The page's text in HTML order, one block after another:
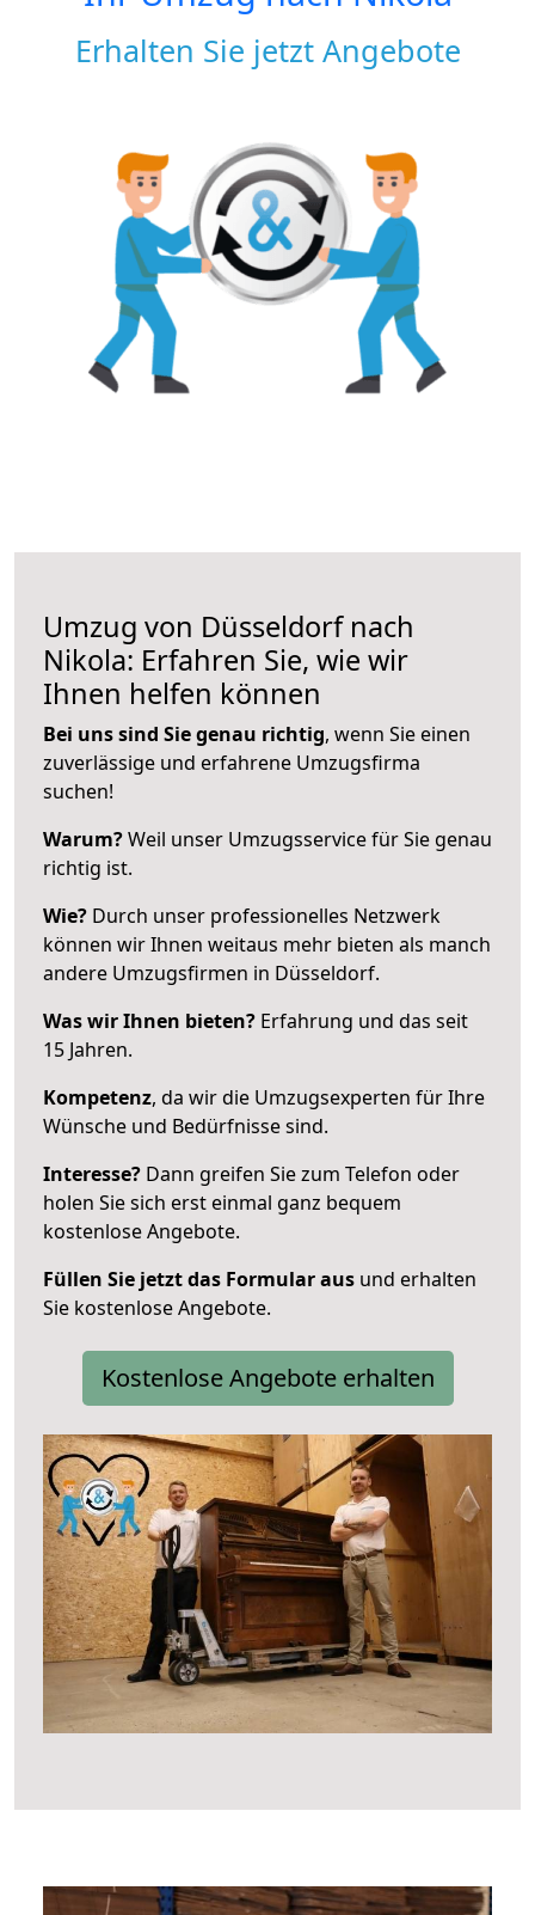
Erhalten Sie jetzt Angebote
Umzug von Düsseldorf nach
Nikola: Erfahren Sie, wie wir
Ihnen helfen können
Bei uns sind Sie genau richtig, wenn Sie einen
zuverlässige und erfahrene Umzugsfirma
suchen!
Warum?Weil unser Umzugsservice für Sie genau
richtig ist.
Wie? Durch unser professionelles Netzwerk
können wir Ihnen weitaus mehr bieten als manch
andere Umzugsfirmen in Düsseldorf.
Was wir Ihnen bieten? Erfahrung und das seit
15 Jahren.
Kompetenz, da wir die Umzugsexperten für Ihre
Wünsche und Bedürfnisse sind.
Interesse? Dann greifen Sie zum Telefon oder
holen Sie sich erst einmal ganz bequem
kostenlose Angebote.
Füllen Sie jetzt das Formular aus und erhalten
Sie kostenlose Angebote.
Kostenlose Angebote erhalten